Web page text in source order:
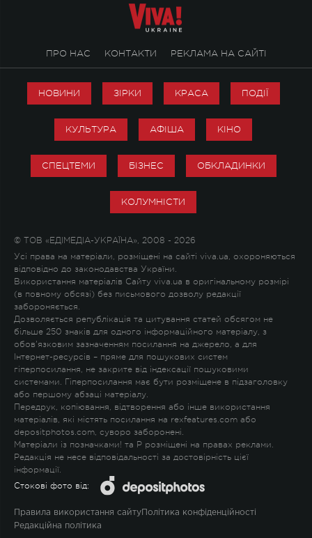
ПРО НАС КОНТАКТИ РЕКЛАМА НА САЙТІ
НОВИНИ ЗІРКИ КРАСА ПОДІЇ
КУЛЬТУРА АФІША КІНО
СПЕЦТЕМИ БІЗНЕС ОБКЛАДИНКИ
КОЛУМНІСТИ
© ТОВ «ЕДІМЕДІА-УКРАЇНА», 2008 - 2026
Усі права на матеріали, розміщені на сайті viva.ua, охороняються
відповідно до законодавства України.
Використання матеріалів Сайту viva.ua в оригінальному розмірі
(в повному обсязі) без письмового дозволу редакції
забороняється.
Дозволяється републікація та цитування статей обсягом не
більше 250 знаків для одного інформаційного матеріалу, з
обов'язковим зазначенням посилання на джерело, а для
Інтернет-ресурсів – пряме для пошукових систем
гіперпосилання, не закрите від індексації пошуковими
системами. Гіперпосилання має бути розміщене в підзаголовку
або першому абзаці матеріалу.
Передрук, копіювання, відтворення або інше використання
матеріалів, які містять посилання на rexfeatures.com або
depositphotos.com, суворо заборонені.
Матеріали із позначками! та P розміщені на правах реклами.
Редакція не несе відповідальності за достовірність цієї
інформації.
Стокові фото від:
Правила використання сайту Політика конфіденційності
Редакційна політика